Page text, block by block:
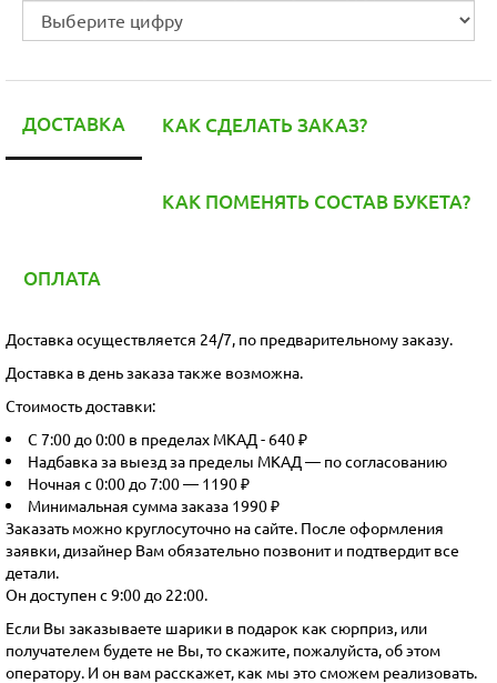
ДОСТАВКА КАК СДЕЛАТЬ ЗАКАЗ?
КАК ПОМЕНЯТЬ СОСТАВ БУКЕТА?
ОПЛАТА
Доставка осуществляется 24/7, по предварительному заказу.
Доставка в день заказа также возможна.
Стоимость доставки:
С 7:00 до 0:00 в пределах МКАД - 640 ₽
Надбавка за выезд за пределы МКАД — по согласованию
Ночная с 0:00 до 7:00 — 1190 ₽
Минимальная сумма заказа 1990 ₽
Заказать можно круглосуточно на сайте. После оформления
заявки, дизайнер Вам обязательно позвонит и подтвердит все
детали.
Он доступен с 9:00 до 22:00.
Если Вы заказываете шарики в подарок как сюрприз, или
получателем будете не Вы, то скажите, пожалуйста, об этом
оператору. И он вам расскажет, как мы это сможем реализовать.